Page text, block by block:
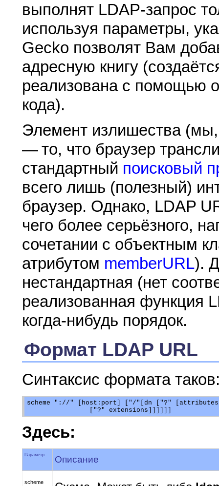
выполнят LDAP-запрос
используя параметры,
Gecko позволят Вам
адресную книгу
реализована с помощью
кода).
Элемент излишества
— то, что браузер
стандартный поисковый
всего лишь (полезный)
браузер. Однако, LDAP
чего более серьёзного,
сочетании с объектным
атрибутом memberURL).
нестандартная (нет
реализованная функция
когда-нибудь порядок.
Формат LDAP URL
Синтаксис формата
scheme "://" [host:port] ["/"[dn ["?"
Здесь:
Параметр Описание
scheme